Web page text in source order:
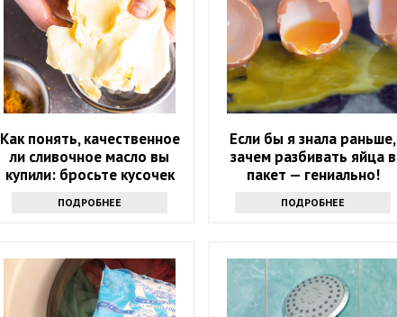
Как понять, качественное
ли сливочное масло вы
купили: бросьте кусочек
ПОДРОБНЕЕ
Если бы я знала раньше,
зачем разбивать яйца в
пакет — гениально!
ПОДРОБНЕЕ